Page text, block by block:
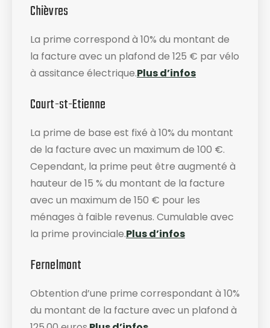
Chièvres
La prime correspond à 10% du montant de
la facture avec un plafond de 125 € par vélo
à assitance électrique.Plus d’infos
Court-st-Etienne
La prime de base est fixé à 10% du montant
de la facture avec un maximum de 100 €.
Cependant, la prime peut être augmenté à
hauteur de 15 % du montant de la facture
avec un maximum de 150 € pour les
ménages à faible revenus. Cumulable avec
la prime provinciale.Plus d’infos
Fernelmont
Obtention d’une prime correspondant à 10%
du montant de la facture avec un plafond à